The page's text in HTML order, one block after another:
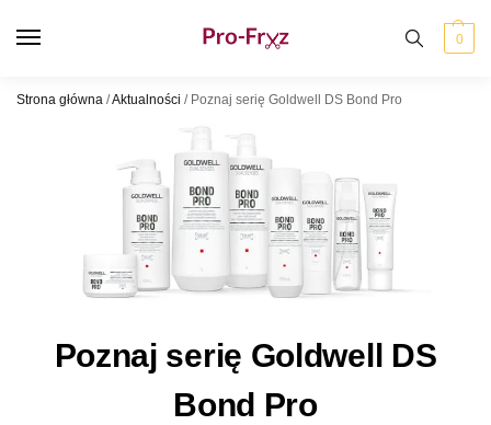
0
Strona główna /Aktualności / Poznaj serię Goldwell DS Bond Pro
Poznaj serię Goldwell DS
Bond Pro